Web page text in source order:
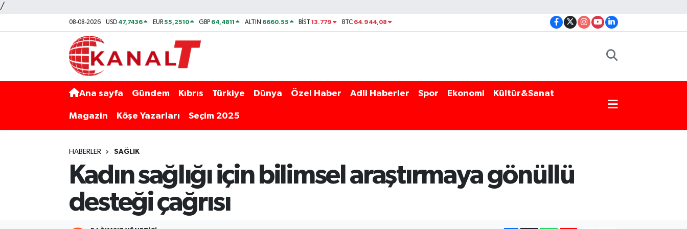
/
08-08-2026 USD 47,7436 EUR55,2510 GBP 64,4811 ALTIN 6660.55 BİST13.779 BTC 64.944,08
Ana sayfa Gündem Kıbrıs Türkiye Dünya Özel Haber Adli Haberler Spor Ekonomi Kültür&Sanat
Magazin Köşe Yazarları Seçim 2025
HABERLER SAĞLIK
Kadın sağlığı için bilimsel araştırmaya gönüllü
desteği çağrısı